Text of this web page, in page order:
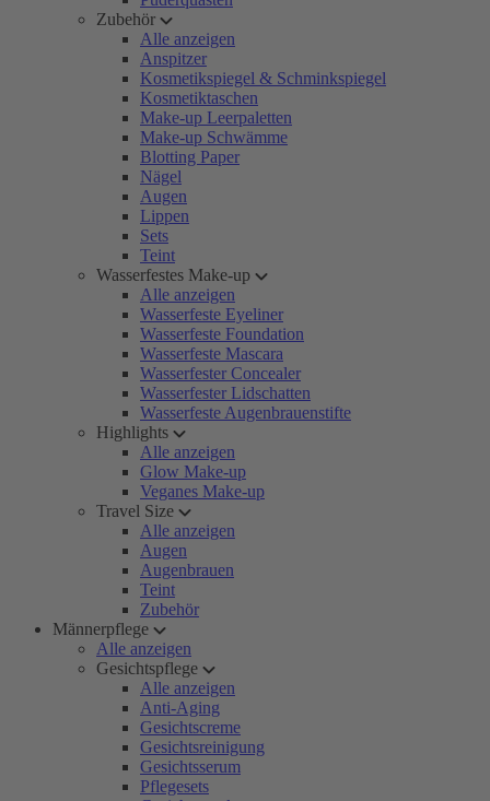
Zubehör
Alle anzeigen
Anspitzer
Kosmetikspiegel & Schminkspiegel
Kosmetiktaschen
Make-up Leerpaletten
Make-up Schwämme
Blotting Paper
Nägel
Augen
Lippen
Sets
Teint
Wasserfestes Make-up
Alle anzeigen
Wasserfeste Eyeliner
Wasserfeste Foundation
Wasserfeste Mascara
Wasserfester Concealer
Wasserfester Lidschatten
Wasserfeste Augenbrauenstifte
Highlights
Alle anzeigen
Glow Make-up
Veganes Make-up
Travel Size
Alle anzeigen
Augen
Augenbrauen
Teint
Zubehör
Männerpflege
Alle anzeigen
Gesichtspflege
Alle anzeigen
Anti-Aging
Gesichtscreme
Gesichtsreinigung
Gesichtsserum
Pflegesets